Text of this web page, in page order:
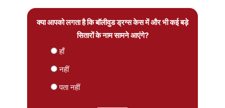
क्या आपको लगता है कि बॉलीवुड ड्रग्स केस में और भी कई बड़े
सितारों के नाम सामने आएंगे?
हाँ
नहीं
पता नहीं